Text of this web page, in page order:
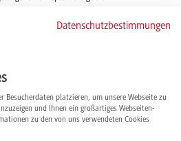
Theresia Bauer in
hatte zuvor aus mehr als 100
nominiert und die Gewinner aus
Bewertet wurden u. a. Maßnahmen
bei der Betreuung der
Datenschutzbestimmungen
Besucherdaten platzieren, um unsere Webseite zu
und Ihnen ein großartiges Webseiten-
zu den von uns verwendeten Cookies